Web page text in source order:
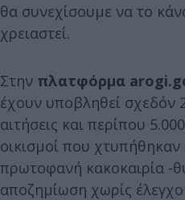
θα συνεχίσουμε να το
χρειαστεί.
Στην πλατφόρμα
έχουν υποβληθεί σχεδόν
αιτήσεις και περίπου
οικισμοί που
πρωτοφανή κακοκαιρία -
αποζημίωση χωρίς